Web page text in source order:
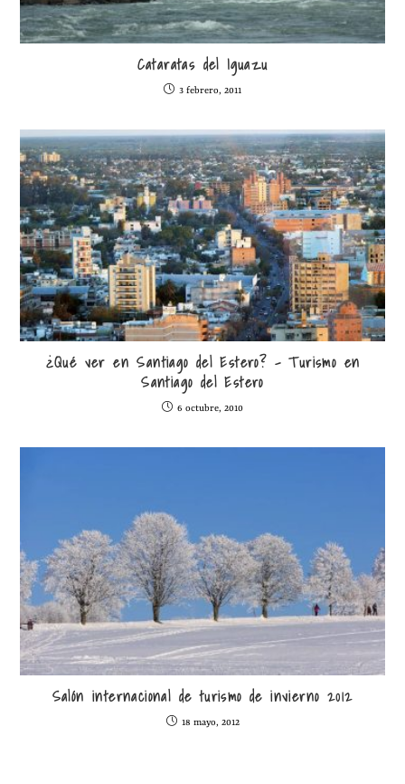
Cataratas del Iguazu
3 febrero, 2011
¿Qué ver en Santiago del Estero? – Turismo en
Santiago del Estero
6 octubre, 2010
Salón internacional de turismo de invierno 2012
18 mayo, 2012